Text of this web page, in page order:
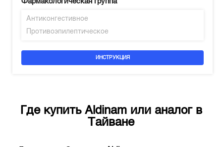
Антиконгестивное
Противоэпилептическое
ИНСТРУКЦИЯ
Где купить Aldinamили аналог в
Тайване